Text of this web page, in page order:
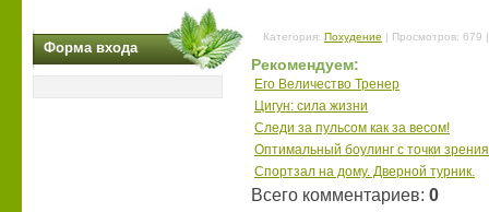
Форма входа
Категория: Похудение | Просмотров: 679
Рекомендуем:
Его Величество Тренер
Цигун: сила жизни
Следи за пульсом как за весом!
Оптимальный боулинг с точки
Спортзал на дому. Дверной турник.
Всего комментариев: 0